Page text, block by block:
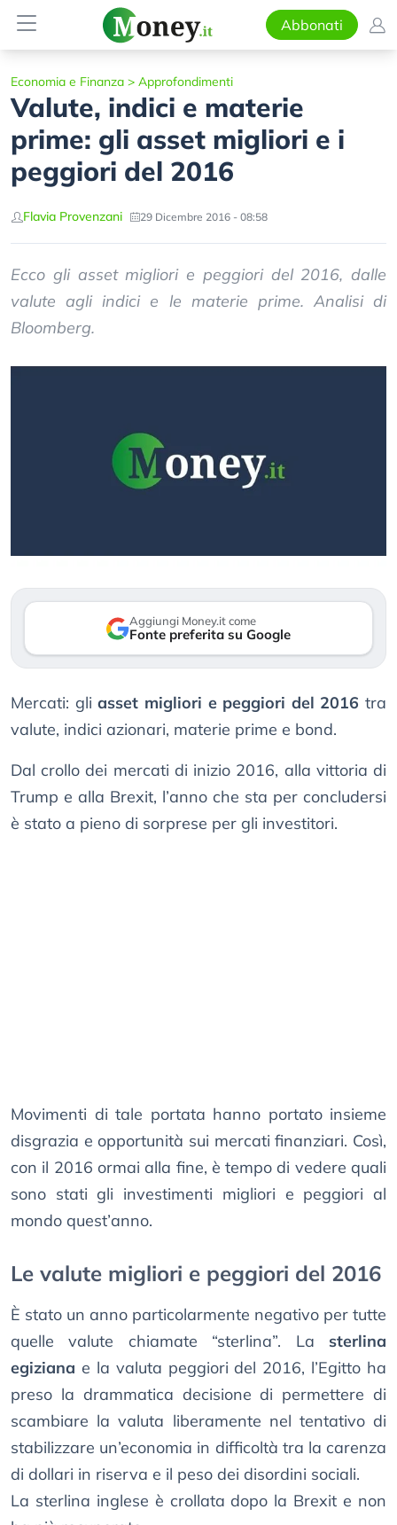
Abbonati
Economia e Finanza > Approfondimenti
Valute, indici e materie
prime: gli asset migliori e i
peggiori del 2016
Flavia Provenzani 29 Dicembre 2016 - 08:58
Ecco gli asset migliori e peggiori del 2016, dalle
valute agli indici e le materie prime. Analisi di
Bloomberg.
Aggiungi Money.it come
Fonte preferita su Google
Mercati: gliasset migliori e peggiori del 2016 tra
valute, indici azionari, materie prime e bond.
Dal crollo dei mercati di inizio 2016, alla vittoria di
Trump e alla Brexit, l’anno che sta per concludersi
è stato a pieno di sorprese per gli investitori.
Movimenti di tale portata hanno portato insieme
disgrazia e opportunità sui mercati finanziari. Così,
con il 2016 ormai alla fine, è tempo di vedere quali
sono stati gli investimenti migliori e peggiori al
mondo quest’anno.
Le valute migliori e peggiori del 2016
È stato un anno particolarmente negativo per tutte
quelle valute chiamate “sterlina”. La sterlina
egiziana e la valuta peggiori del 2016, l’Egitto ha
preso la drammatica decisione di permettere di
scambiare la valuta liberamente nel tentativo di
stabilizzare un’economia in difficoltà tra la carenza
di dollari in riserva e il peso dei disordini sociali.
La sterlina inglese è crollata dopo la Brexit e non